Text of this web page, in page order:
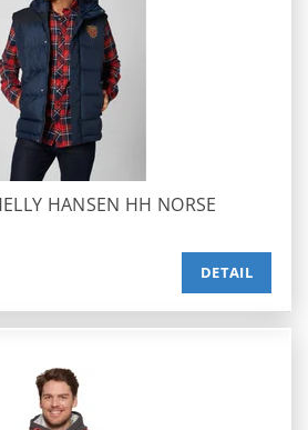
HANSEN HH NORSE
DETAIL